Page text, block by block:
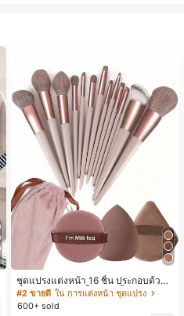
ชุดแปรงแต่งหน้า 16 ชิ้น ประกอบด้วยแ
ปรงแต่งหน้า 13 ชิ้น, ฟองน้ำแต่งหน้ารู
ปหยดน้ำ 1 ชิ้น, แปรงแป้งรองพื้นกลม 1
#2 ขายดี ใน การแต่งหน้า ชุดแปรง
600+ sold